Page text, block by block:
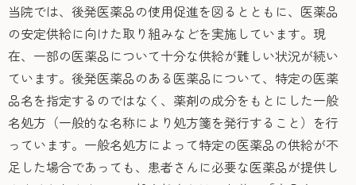
当院では、後発医薬品の使用促進を図るとともに、医薬品
の安定供給に向けた取り組みなどを実施しています。現
在、一部の医薬品について十分な供給が難しい状況が続い
ています。後発医薬品のある医薬品について、特定の医薬
品名を指定するのではなく、薬剤の成分をもとにした一般
名処方（一般的な名称により処方箋を発行すること）を行
っています。一般名処方によって特定の医薬品の供給が不
足した場合であっても、患者さんに必要な医薬品が提供し